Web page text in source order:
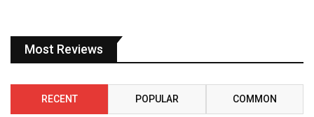
Most Reviews
RECENT POPULAR COMMON